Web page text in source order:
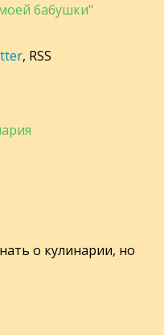
бабушки"
, RSS
о кулинарии, но